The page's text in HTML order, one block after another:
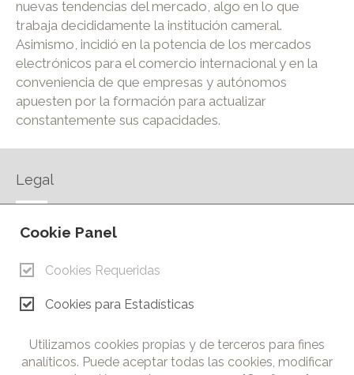
nuevas tendencias del mercado, algo en lo que
trabaja decididamente la institución cameral.
Asimismo, incidió en la potencia de los mercados
electrónicos para el comercio internacional y en la
conveniencia de que empresas y autónomos
apuesten por la formación para actualizar
constantemente sus capacidades.
Legal
AVISO LEGAL
CONTACTO
Cámara de Comercio e Industria de Ciudad Real. Todos los
derechos reservados. Prohibida la reproducción total o parcial
de los contenidos de esta web.
Cookie Panel
Cookies Requeridas
Cookies para Estadísticas
Utilizamos cookies propias y de terceros para fines
analíticos. Puede aceptar todas las cookies, modificar